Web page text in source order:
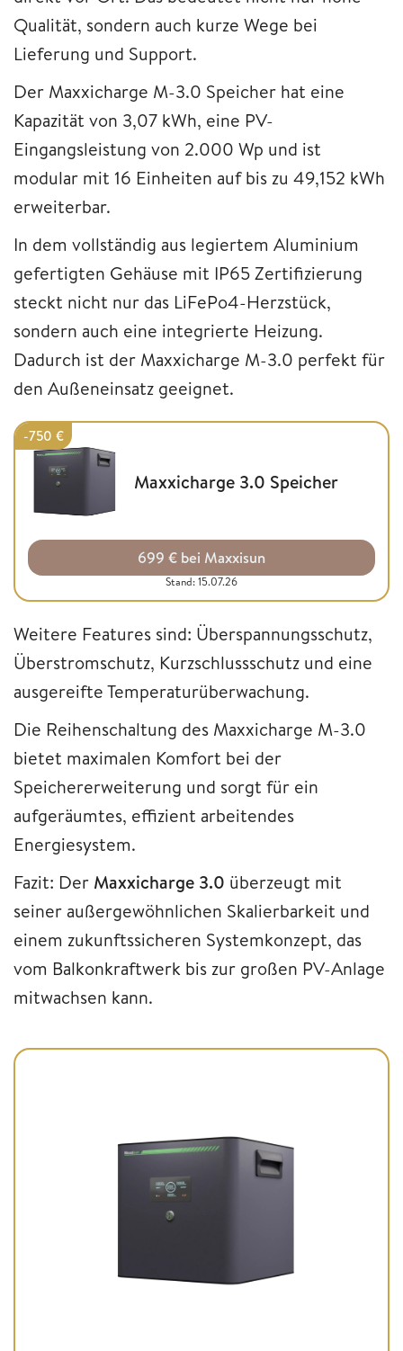
Qualität, sondern auch kurze Wege bei
Lieferung und Support.
Der Maxxicharge M-3.0 Speicher hat eine
Kapazität von 3,07 kWh, eine PV-
Eingangsleistung von 2.000 Wp und ist
modular mit 16 Einheiten auf bis zu 49,152 kWh
erweiterbar.
In dem vollständig aus legiertem Aluminium
gefertigten Gehäuse mit IP65 Zertifizierung
steckt nicht nur das LiFePo4-Herzstück,
sondern auch eine integrierte Heizung.
Dadurch ist der Maxxicharge M-3.0 perfekt für
den Außeneinsatz geeignet.
-750 €
Maxxicharge 3.0 Speicher
699 € bei Maxxisun
Stand: 15.07.26
Weitere Features sind: Überspannungsschutz,
Überstromschutz, Kurzschlussschutz und eine
ausgereifte Temperaturüberwachung.
Die Reihenschaltung des Maxxicharge M-3.0
bietet maximalen Komfort bei der
Speichererweiterung und sorgt für ein
aufgeräumtes, effizient arbeitendes
Energiesystem.
Fazit: Der Maxxicharge 3.0 überzeugt mit
seiner außergewöhnlichen Skalierbarkeit und
einem zukunftssicheren Systemkonzept, das
vom Balkonkraftwerk bis zur großen PV-Anlage
mitwachsen kann.